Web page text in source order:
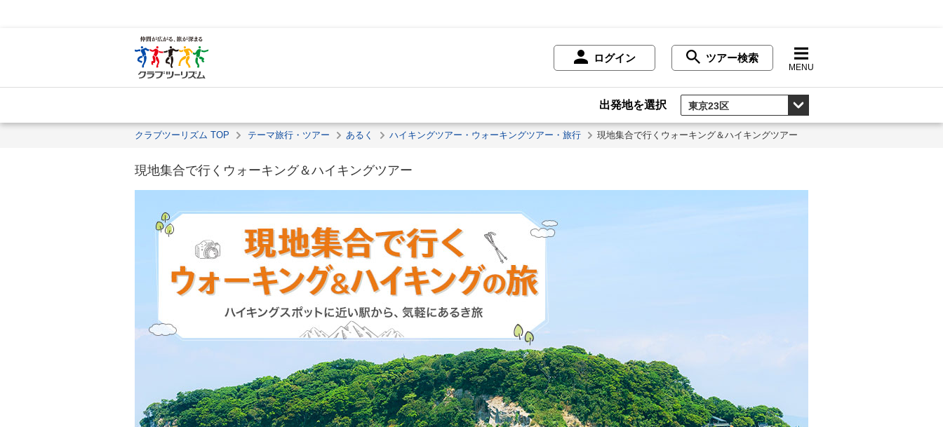
ログイン ツアー検索
MENU
出発地を選択
クラブツーリズム TOP テーマ旅行・ツアー あるく ハイキングツアー・ウォーキングツアー・旅行 現地集合で行くウォーキング＆ハイキングツアー
現地集合で行くウォーキング＆ハイキングツアー